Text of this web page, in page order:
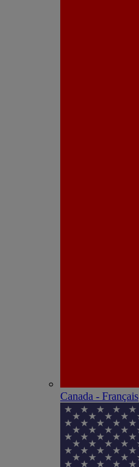
Canada - Français